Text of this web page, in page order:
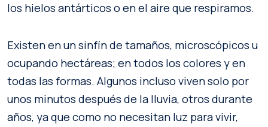
los hielos antárticos o en el aire que respiramos.
Existen en un sinfín de tamaños, microscópicos u
ocupando hectáreas; en todos los colores y en
todas las formas. Algunos incluso viven solo por
unos minutos después de la lluvia, otros durante
años, ya que como no necesitan luz para vivir,